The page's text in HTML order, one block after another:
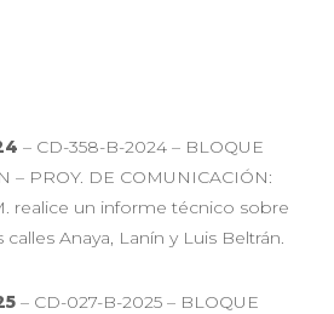
– CD-358-B-2024 – BLOQUE
– PROY. DE COMUNICACIÓN:
realice un informe técnico sobre
calles Anaya, Lanín y Luis Beltrán.
– CD-027-B-2025 – BLOQUE